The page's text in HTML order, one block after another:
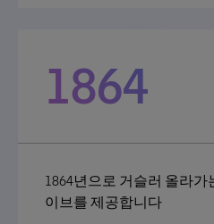
1864
1864년으로 거슬러 올라
이브를 제공합니다